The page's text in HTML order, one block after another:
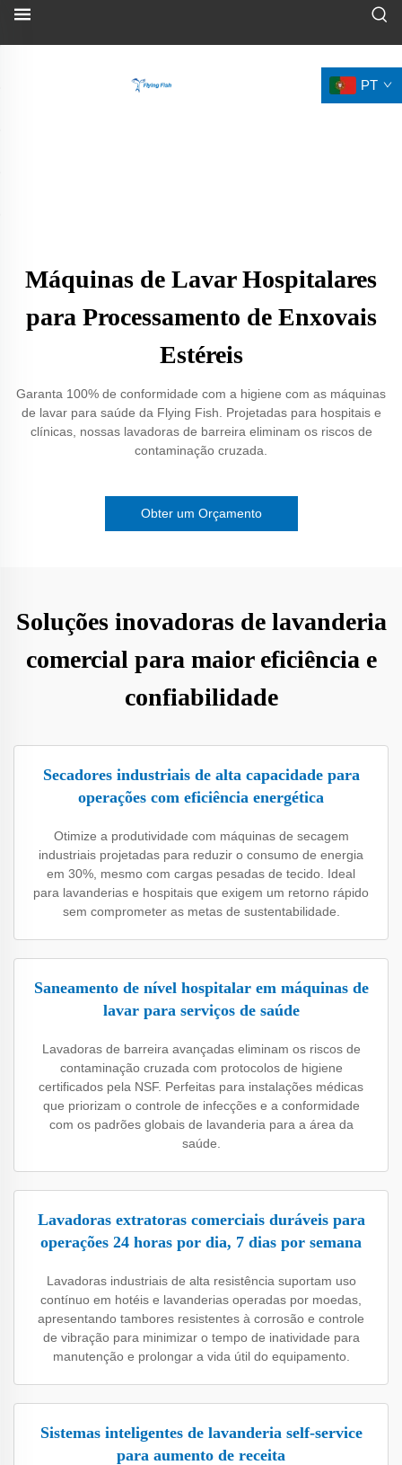
PT
Máquinas de Lavar Hospitalares
para Processamento de Enxovais
Estéreis
Garanta 100% de conformidade com a higiene com as máquinas
de lavar para saúde da Flying Fish. Projetadas para hospitais e
clínicas, nossas lavadoras de barreira eliminam os riscos de
contaminação cruzada.
Obter um Orçamento
Soluções inovadoras de lavanderia
comercial para maior eficiência e
confiabilidade
Secadores industriais de alta capacidade para
operações com eficiência energética
Otimize a produtividade com máquinas de secagem
industriais projetadas para reduzir o consumo de energia
em 30%, mesmo com cargas pesadas de tecido. Ideal
para lavanderias e hospitais que exigem um retorno rápido
sem comprometer as metas de sustentabilidade.
Saneamento de nível hospitalar em máquinas de
lavar para serviços de saúde
Lavadoras de barreira avançadas eliminam os riscos de
contaminação cruzada com protocolos de higiene
certificados pela NSF. Perfeitas para instalações médicas
que priorizam o controle de infecções e a conformidade
com os padrões globais de lavanderia para a área da
saúde.
Lavadoras extratoras comerciais duráveis para
operações 24 horas por dia, 7 dias por semana
Lavadoras industriais de alta resistência suportam uso
contínuo em hotéis e lavanderias operadas por moedas,
apresentando tambores resistentes à corrosão e controle
de vibração para minimizar o tempo de inatividade para
manutenção e prolongar a vida útil do equipamento.
Sistemas inteligentes de lavanderia self-service
para aumento de receita